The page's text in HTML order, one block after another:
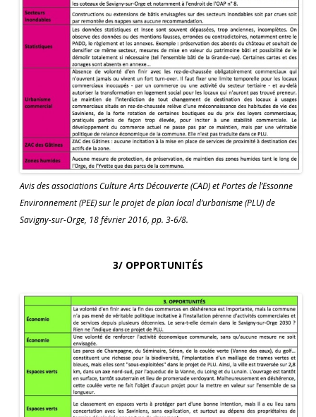
Avis des associations Culture Arts Découverte (CAD) et Portes de l’Essonne
Environnement (PEE) sur le projet de plan local d’urbanisme (PLU) de
Savigny-sur-Orge, 18 février 2016, pp. 3-6/8.
3/ OPPORTUNITÉS